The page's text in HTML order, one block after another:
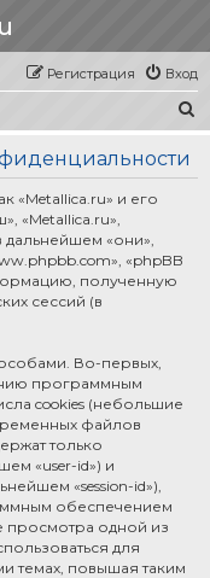
Вход
Регистрация
«Metallica.ru» и его
«Metallica.ru»,
дальнейшем «они»,
«phpBB
полученную
сессий (в
Во-первых,
программным
cookies (небольшие
файлов
только
«user-id») и
«session-id»),
обеспечением
просмотра одной из
для
темах, повышая таким